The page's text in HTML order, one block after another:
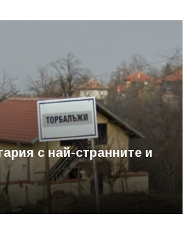
с най-странните и